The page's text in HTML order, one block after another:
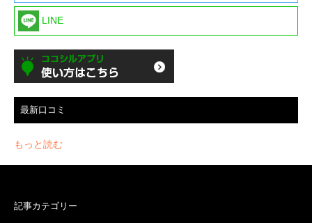
LINE
最新口コミ
もっと読む
記事カテゴリー